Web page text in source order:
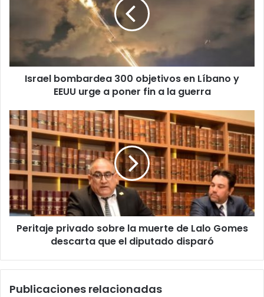
Israel bombardea 300 objetivos en Líbano y
EEUU urge a poner fin a la guerra
Peritaje privado sobre la muerte de Lalo Gomes
descarta que el diputado disparó
Publicaciones relacionadas